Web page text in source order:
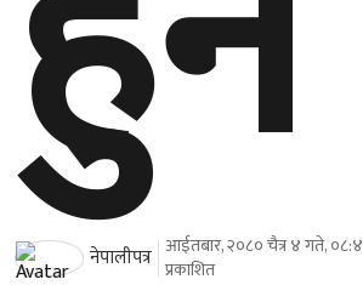
नेपालीपत्र आईतबार, २०८० चैत्र ४ गते,
प्रकाशित